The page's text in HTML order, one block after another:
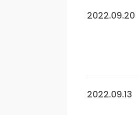
2022.09.20
2022.09.13